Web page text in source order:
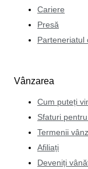
Cariere
Presă
Parteneriatul
Vânzarea
Cum puteți
Sfaturi
Termenii
Afiliați
Deveniți